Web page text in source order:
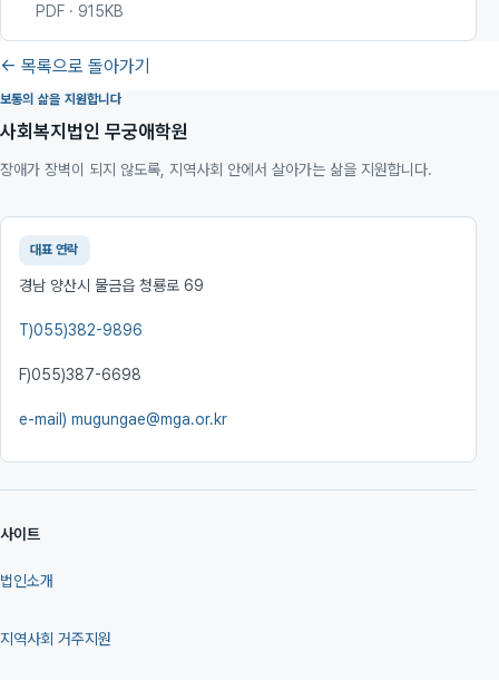
PDF · 915KB
← 목록으로 돌아가기
보통의 삶을 지원합니다
사회복지법인 무궁애학원
장애가 장벽이 되지 않도록, 지역사회 안에서 살아가는 삶을 지원합니다.
대표 연락
경남 양산시 물금읍 청룡로 69
T)055)382-9896
F)055)387-6698
e-mail) mugungae@mga.or.kr
사이트
법인소개
지역사회 거주지원